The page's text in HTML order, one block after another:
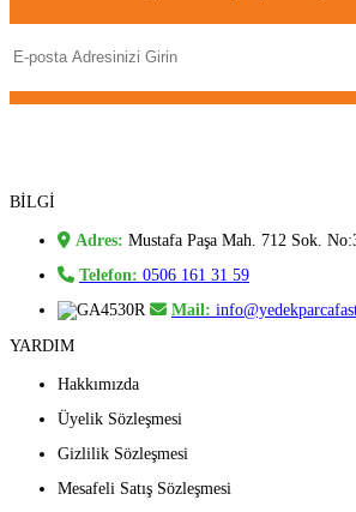
BİLGİ
Adres: Mustafa Paşa Mah. 712 Sok.
Telefon: 0506 161 31 59
Mail:
YARDIM
Hakkımızda
Üyelik Sözleşmesi
Gizlilik Sözleşmesi
Mesafeli Satış Sözleşmesi